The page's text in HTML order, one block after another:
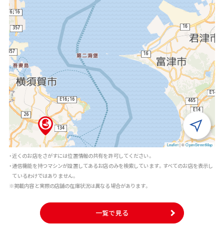
Leaflet |©OpenStreetMap
・近くのお店をさがすには位置情報の共有を許可してください。
・通信機能を持つマシンが設置してあるお店のみを検索しています。すべてのお店を表示し
ているわけではありません。
※掲載内容と実際の店舗の在庫状況は異なる場合があります。
一覧で見る